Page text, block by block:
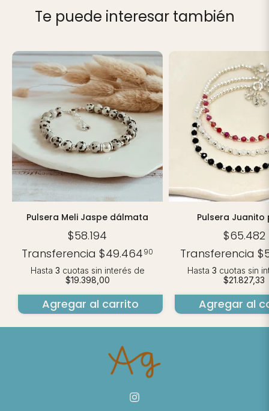
Te puede interesar también
Pulsera Meli Jaspe dálmata
$58.194
Transferencia$49.46490
Hasta 3 cuotas sin interés de
$19.398,00
Agregar al carrito
Pulsera
$65.482
Transferencia
Hasta 3 cuotas sin
$21.827,33
Agregar al